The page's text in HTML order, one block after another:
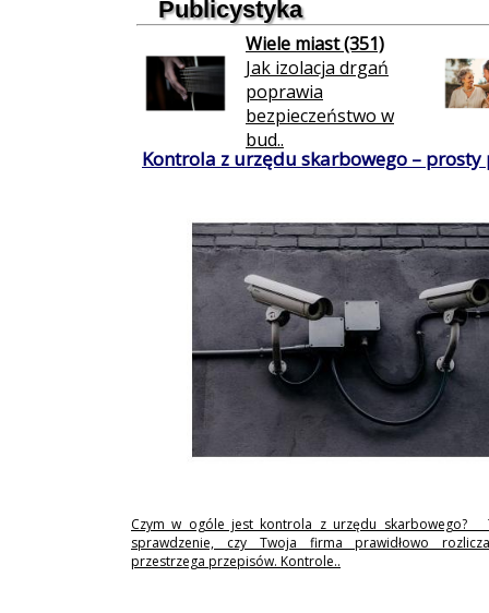
Publicystyka
Wiele miast (351)
Jak izolacja drgań
poprawia
bezpieczeństwo w
bud..
Kontrola z urzędu skarbowego –
Czym w ogóle jest kontrola z urzędu skarbowego?
sprawdzenie, czy Twoja firma prawidłowo
przestrzega przepisów. Kontrole..